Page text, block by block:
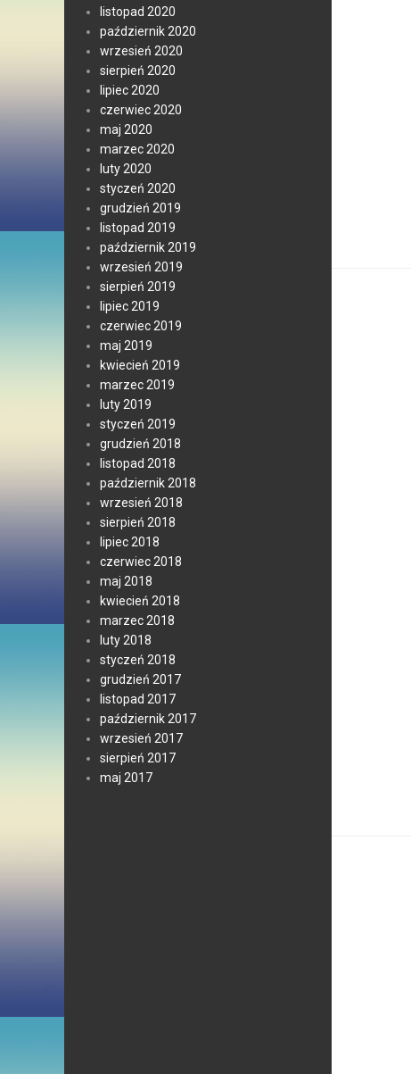
listopad 2020
październik 2020
wrzesień 2020
sierpień 2020
lipiec 2020
czerwiec 2020
maj 2020
marzec 2020
luty 2020
styczeń 2020
grudzień 2019
listopad 2019
październik 2019
wrzesień 2019
sierpień 2019
lipiec 2019
czerwiec 2019
maj 2019
kwiecień 2019
marzec 2019
luty 2019
styczeń 2019
grudzień 2018
listopad 2018
październik 2018
wrzesień 2018
sierpień 2018
lipiec 2018
czerwiec 2018
maj 2018
kwiecień 2018
marzec 2018
luty 2018
styczeń 2018
grudzień 2017
listopad 2017
październik 2017
wrzesień 2017
sierpień 2017
maj 2017